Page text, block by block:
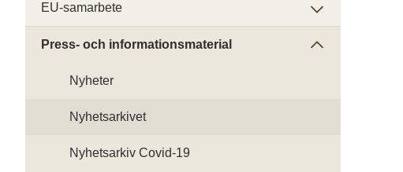
EU-samarbete
Press- och informationsmaterial
Nyheter
Nyhetsarkivet
Nyhetsarkiv Covid-19